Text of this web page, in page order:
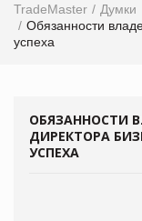
TradeMaster
Думки
Обязанности
успеха
ОБЯЗАННОСТИ
ДИРЕКТОРА
УСПЕХА